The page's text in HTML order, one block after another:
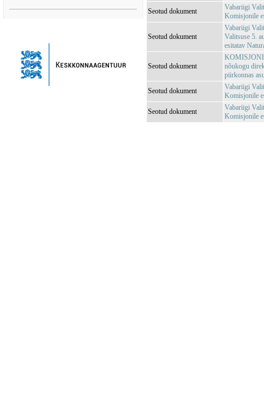
Seotud dokument
Vabariigi
Komisjonile
Seotud dokument
Vabariigi
Valitsuse 5.
esitatav
Seotud dokument
KOMISJONI
nõukogu
piirkonnas
Seotud dokument
Vabariigi
Komisjonile
Seotud dokument
Vabariigi
Komisjonile